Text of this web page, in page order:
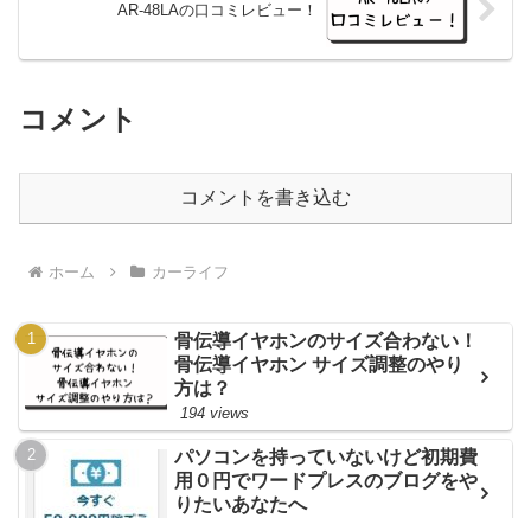
AR-48LAの口コミレビュー！
コメント
コメントを書き込む
ホーム カーライフ
骨伝導イヤホンのサイズ合わない！
骨伝導イヤホン サイズ調整のやり
方は？
194 views
パソコンを持っていないけど初期費
用０円でワードプレスのブログをや
りたいあなたへ